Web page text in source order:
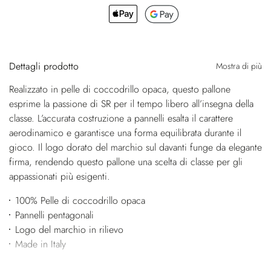
Dettagli prodotto Mostra di più
Realizzato in pelle di coccodrillo opaca, questo pallone
esprime la passione di SR per il tempo libero all’insegna della
classe. L’accurata costruzione a pannelli esalta il carattere
aerodinamico e garantisce una forma equilibrata durante il
gioco. Il logo dorato del marchio sul davanti funge da elegante
firma, rendendo questo pallone una scelta di classe per gli
appassionati più esigenti.
100% Pelle di coccodrillo opaca
Pannelli pentagonali
Logo del marchio in rilievo
Made in Italy